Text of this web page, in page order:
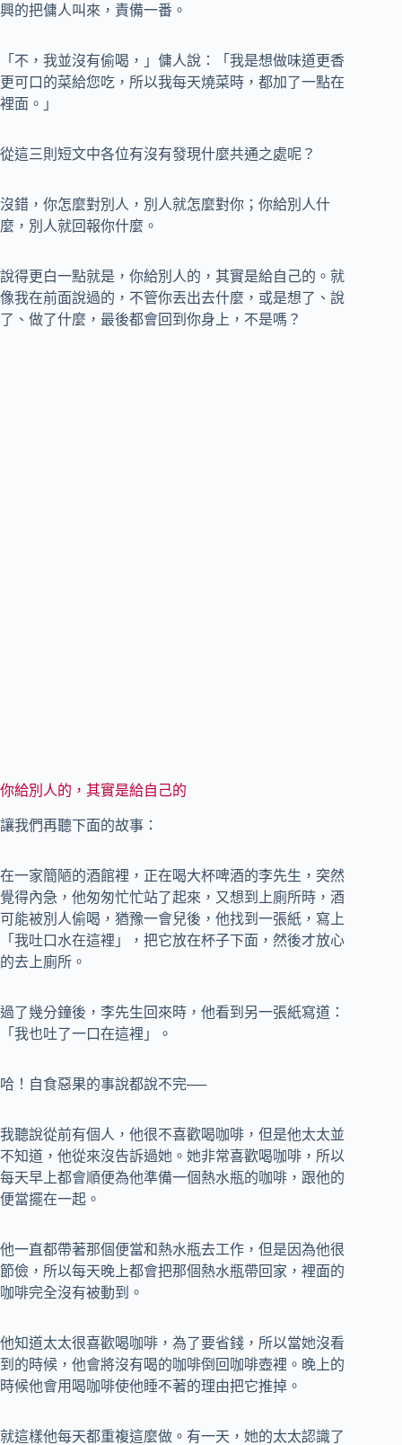
興的把傭人叫來，責備一番。
「不，我並沒有偷喝，」傭人說：「我是想做味道更香
更可口的菜給您吃，所以我每天燒菜時，都加了一點在
裡面。」
從這三則短文中各位有沒有發現什麼共通之處呢？
沒錯，你怎麼對別人，別人就怎麼對你；你給別人什
麼，別人就回報你什麼。
說得更白一點就是，你給別人的，其實是給自己的。就
像我在前面說過的，不管你丟出去什麼，或是想了、說
了、做了什麼，最後都會回到你身上，不是嗎？
你給別人的，其實是給自己的
讓我們再聽下面的故事：
在一家簡陋的酒館裡，正在喝大杯啤酒的李先生，突然
覺得內急，他匆匆忙忙站了起來，又想到上廁所時，酒
可能被別人偷喝，猶豫一會兒後，他找到一張紙，寫上
「我吐口水在這裡」，把它放在杯子下面，然後才放心
的去上廁所。
過了幾分鐘後，李先生回來時，他看到另一張紙寫道：
「我也吐了一口在這裡」。
哈！自食惡果的事說都說不完──
我聽說從前有個人，他很不喜歡喝咖啡，但是他太太並
不知道，他從來沒告訴過她。她非常喜歡喝咖啡，所以
每天早上都會順便為他準備一個熱水瓶的咖啡，跟他的
便當擺在一起。
他一直都帶著那個便當和熱水瓶去工作，但是因為他很
節儉，所以每天晚上都會把那個熱水瓶帶回家，裡面的
咖啡完全沒有被動到。
他知道太太很喜歡喝咖啡，為了要省錢，所以當她沒看
到的時候，他會將沒有喝的咖啡倒回咖啡壺裡。晚上的
時候他會用喝咖啡使他睡不著的理由把它推掉。
就這樣他每天都重複這麼做。有一天，她的太太認識了